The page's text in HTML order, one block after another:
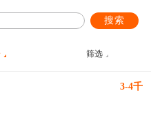
搜索
筛选
3-4千